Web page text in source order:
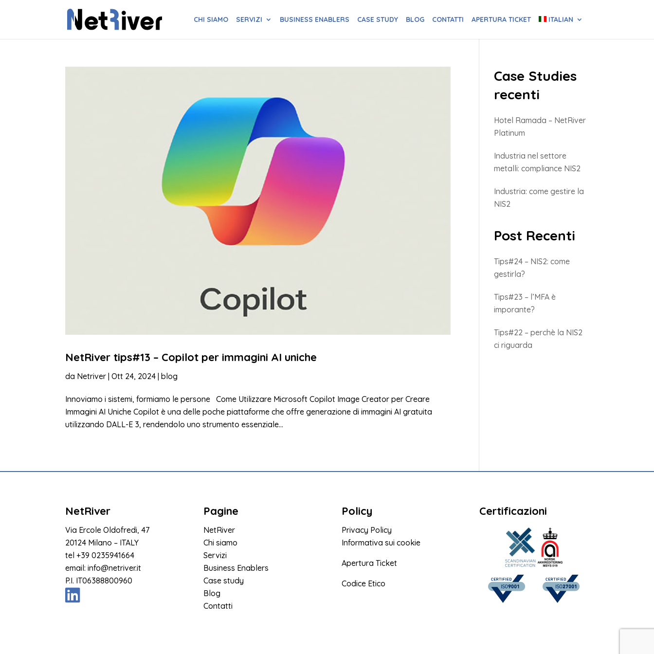
CHI SIAMO SERVIZI BUSINESS ENABLERS CASE STUDY BLOG CONTATTI APERTURA TICKET ITALIAN
NetRiver tips#13 – Copilot per immagini AI uniche
da Netriver |Ott 24, 2024 |blog
Innoviamo i sistemi, formiamo le persone Come Utilizzare Microsoft Copilot Image Creator per Creare
Immagini AI Uniche Copilot è una delle poche piattaforme che offre generazione di immagini AI gratuita
utilizzando DALL-E 3, rendendolo uno strumento essenziale...
Case Studies
recenti
Hotel Ramada – NetRiver
Platinum
Industria nel settore
metalli: compliance NIS2
Industria: come gestire la
NIS2
Post Recenti
Tips#24 – NIS2: come
gestirla?
Tips#23 – l’MFA è
imporante?
Tips#22 – perchè la NIS2
ci riguarda
NetRiver
Via Ercole Oldofredi, 47
20124 Milano – ITALY
tel+39 0235941664
email:info@netriver.it
P.I. IT06388800960
Pagine
NetRiver
Chi siamo
Servizi
Business Enablers
Case study
Blog
Contatti
Policy
Privacy Policy
Informativa sui cookie
Apertura Ticket
Codice Etico
Certificazioni